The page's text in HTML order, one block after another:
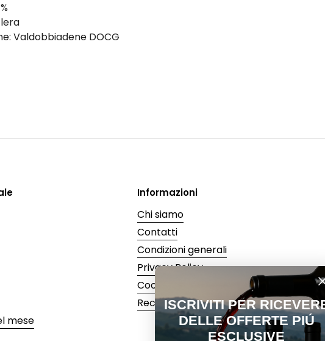
: Valdobbiadene DOCG
mese
Informazioni
Chi siamo
Contatti
Condizioni generali
Privacy Policy
Cookie Policy
Recedi dal contratto
ISCRIVITI PER RICEVERE
DELLE OFFERTE PIÚ
ESCLUSIVE